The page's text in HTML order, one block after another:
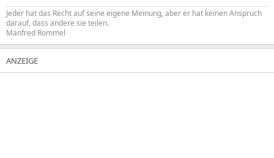
Jeder hat das Recht auf seine eigene Meinung, aber er hat keinen Anspruch
darauf, dass andere sie teilen.
Manfred Rommel